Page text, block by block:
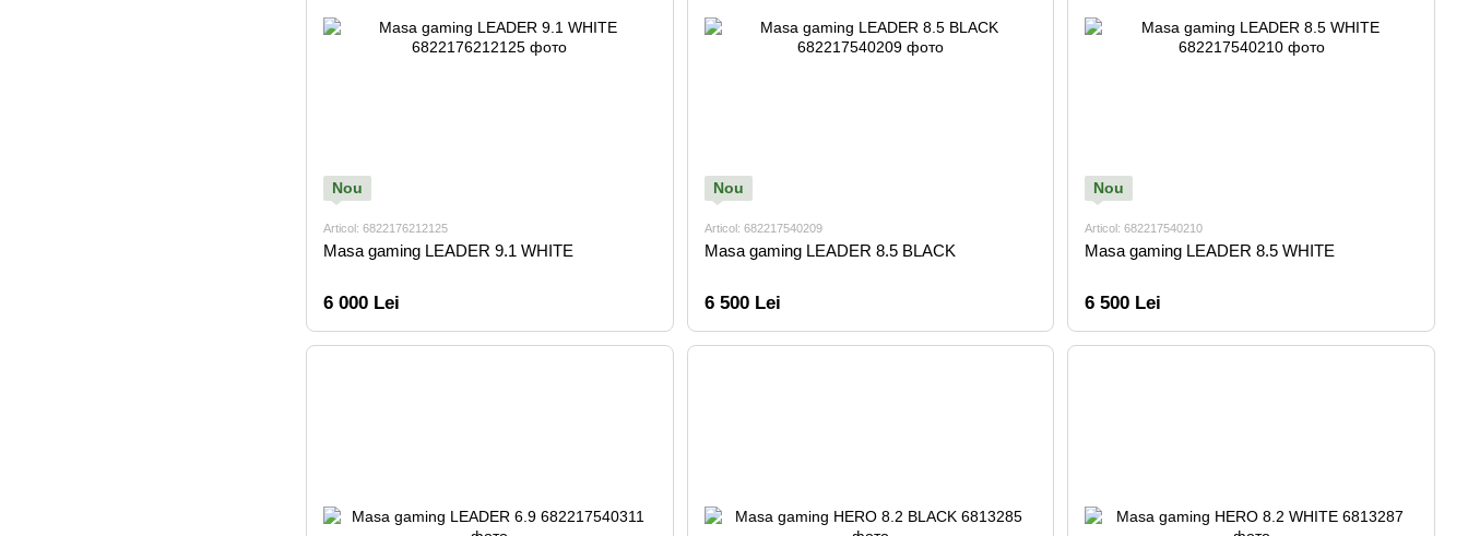
Nou
Articol: 6822176212125
Masa gaming LEADER 9.1 WHITE
6 000 Lei
Nou
Articol: 682217540209
Masa gaming LEADER 8.5 BLACK
6 500 Lei
Nou
Articol: 682217540210
Masa gaming LEADER 8.5 WHITE
6 500 Lei